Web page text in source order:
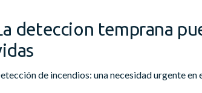
deteccion temprana
de incendios: una necesidad urgente en